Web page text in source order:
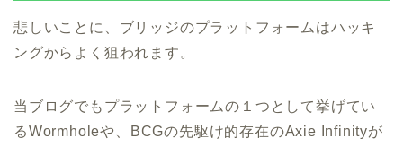
悲しいことに、ブリッジのプラットフォームはハッキ
ングからよく狙われます。
当ブログでもプラットフォームの１つとして挙げてい
るWormholeや、BCGの先駆け的存在のAxie Infinityが